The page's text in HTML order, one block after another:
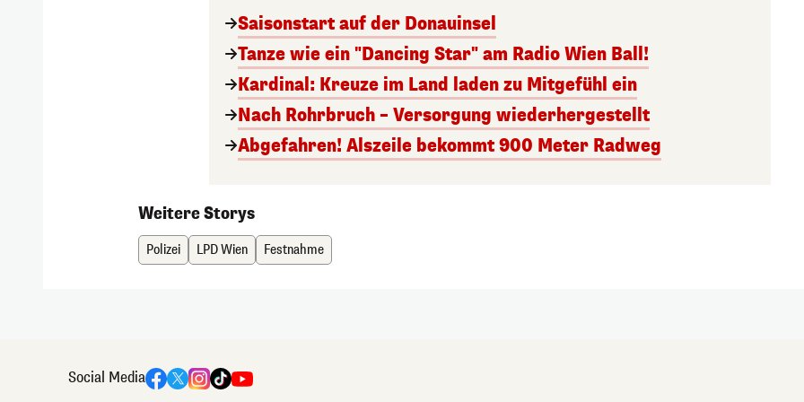
Saisonstart auf der Donauinsel
Tanze wie ein "Dancing Star" am Radio Wien Ball!
Kardinal: Kreuze im Land laden zu Mitgefühl ein
Nach Rohrbruch – Versorgung wiederhergestellt
Abgefahren! Alszeile bekommt 900 Meter Radweg
Weitere Storys
Polizei LPD Wien Festnahme
Social Media